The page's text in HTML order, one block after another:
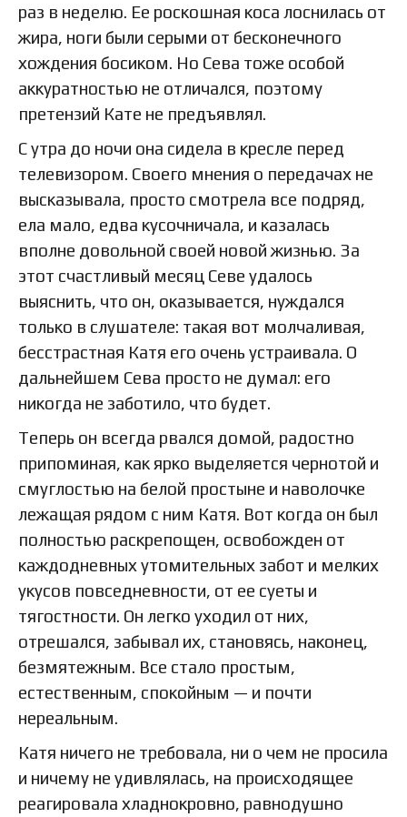
раз в неделю. Ее роскошная коса лоснилась от
жира, ноги были серыми от бесконечного
хождения босиком. Но Сева тоже особой
аккуратностью не отличался, поэтому
претензий Кате не предъявлял.
С утра до ночи она сидела в кресле перед
телевизором. Своего мнения о передачах не
высказывала, просто смотрела все подряд,
ела мало, едва кусочничала, и казалась
вполне довольной своей новой жизнью. За
этот счастливый месяц Севе удалось
выяснить, что он, оказывается, нуждался
только в слушателе: такая вот молчаливая,
бесстрастная Катя его очень устраивала. О
дальнейшем Сева просто не думал: его
никогда не заботило, что будет.
Теперь он всегда рвался домой, радостно
припоминая, как ярко выделяется чернотой и
смуглостью на белой простыне и наволочке
лежащая рядом с ним Катя. Вот когда он был
полностью раскрепощен, освобожден от
каждодневных утомительных забот и мелких
укусов повседневности, от ее суеты и
тягостности. Он легко уходил от них,
отрешался, забывал их, становясь, наконец,
безмятежным. Все стало простым,
естественным, спокойным — и почти
нереальным.
Катя ничего не требовала, ни о чем не просила
и ничему не удивлялась, на происходящее
реагировала хладнокровно, равнодушно